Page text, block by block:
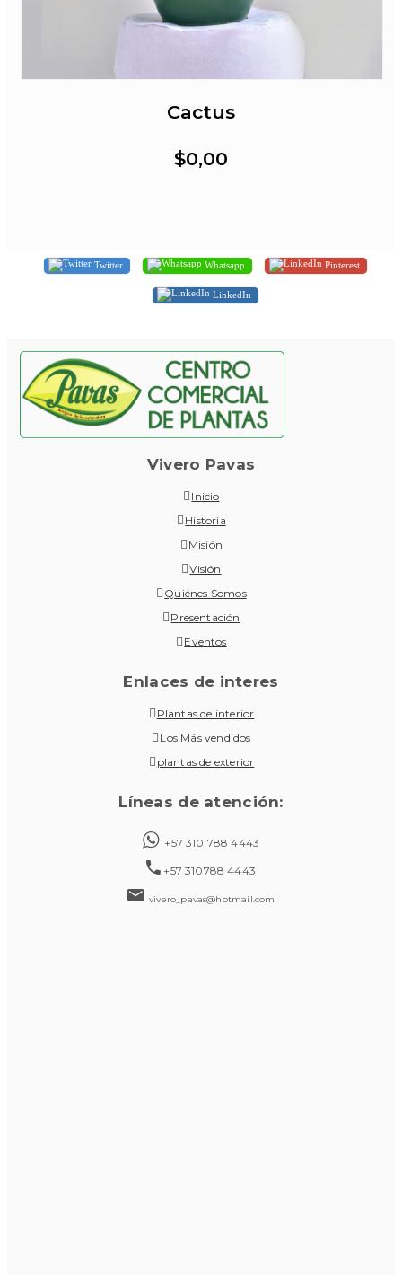
Cactus
$0,00
Twitter Whatsapp Pinterest
LinkedIn
Vivero Pavas
Inicio
Historia
Misión
Visión
Quiénes Somos
Presentación
Eventos
Enlaces de interes
Plantas de interior
Los Más vendidos
plantas de exterior
Líneas de atención:
+57 310 788 4443
+57 310788 4443
vivero_pavas@hotmail.com